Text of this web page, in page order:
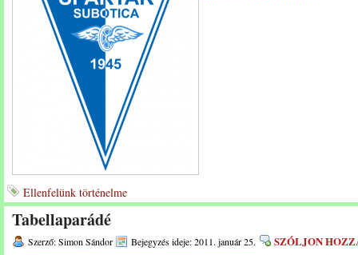
Ellenfelünk történelme
Tabellaparádé
Szerző: Simon Sándor Bejegyzés ideje: 2011. január 25. SZÓLJON